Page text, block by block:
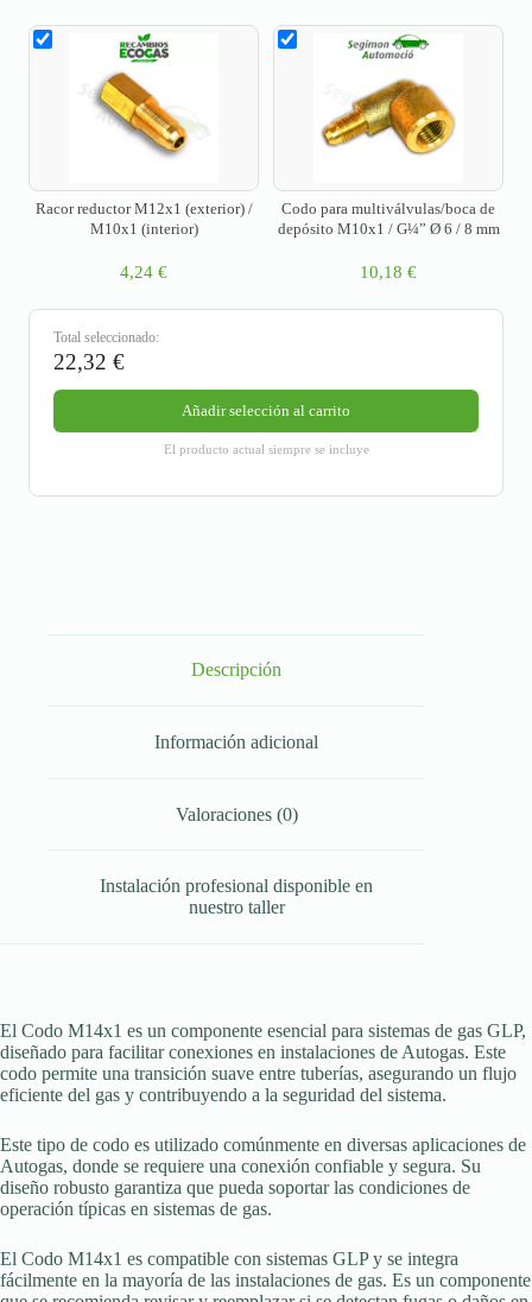
Racor reductor M12x1 (exterior) /
M10x1 (interior)
4,24 €
Codo para multiválvulas/boca de
depósito M10x1 / G¼” Ø 6 / 8 mm
10,18 €
Total seleccionado:
22,32 €
Añadir selección al carrito
El producto actual siempre se incluye
Descripción
Información adicional
Valoraciones (0)
Instalación profesional disponible en
nuestro taller
El Codo M14x1 es un componente esencial para sistemas de gas GLP,
diseñado para facilitar conexiones en instalaciones de Autogas. Este
codo permite una transición suave entre tuberías, asegurando un flujo
eficiente del gas y contribuyendo a la seguridad del sistema.
Este tipo de codo es utilizado comúnmente en diversas aplicaciones de
Autogas, donde se requiere una conexión confiable y segura. Su
diseño robusto garantiza que pueda soportar las condiciones de
operación típicas en sistemas de gas.
El Codo M14x1 es compatible con sistemas GLP y se integra
fácilmente en la mayoría de las instalaciones de gas. Es un componente